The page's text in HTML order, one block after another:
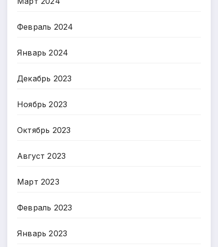
Февраль 2024
Январь 2024
Декабрь 2023
Ноябрь 2023
Октябрь 2023
Август 2023
Март 2023
Февраль 2023
Январь 2023